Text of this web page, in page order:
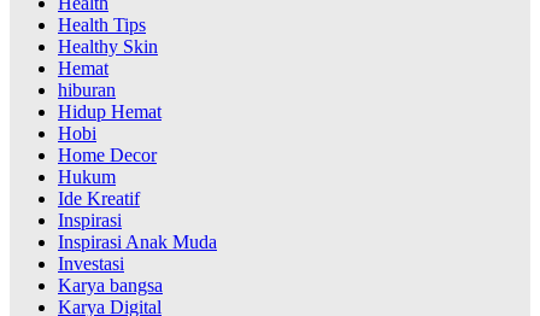
Health Tips
Healthy Skin
Hemat
hiburan
Hidup Hemat
Hobi
Home Decor
Hukum
Ide Kreatif
Inspirasi
Inspirasi Anak Muda
Investasi
Karya bangsa
Karya Digital